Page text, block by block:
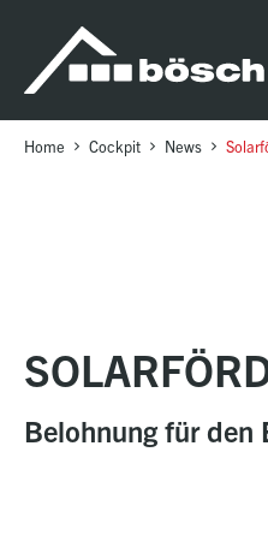
sr.skip-to.main-content
sr.skip-to.table-of-contents
sr.skip-to.main-navigation
Home Cockpit News
Belohnung für den